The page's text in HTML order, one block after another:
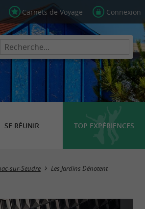
Carnets de Voyage Connexion
SE RÉUNIR TOP EXPÉRIENCES
sur-Seudre Les Jardins Dénotent